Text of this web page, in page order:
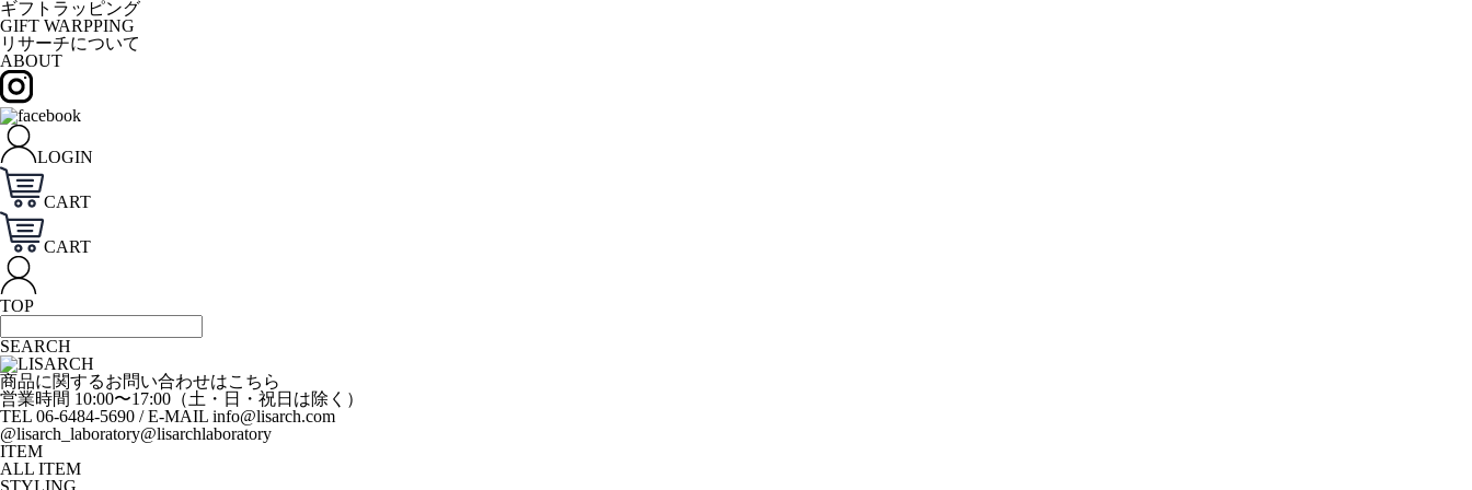
ギフトラッピング
GIFT WARPPING
リサーチについて
ABOUT
LOGIN
CART
CART
TOP
SEARCH
商品に関するお問い合わせはこちら
営業時間 10:00〜17:00（土・日・祝日は除く）
TEL 06-6484-5690 / E-MAIL info@lisarch.com
@lisarch_laboratory@lisarchlaboratory
ITEM
ALL ITEM
STYLING